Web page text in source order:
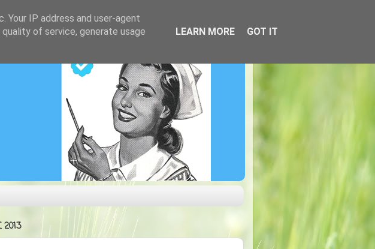
2013
IP address and user-agent
of service, generate usage
LEARN MORE GOT IT